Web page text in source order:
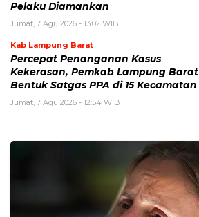
Pelaku Diamankan
Jumat, 7 Agu 2026 - 13:02 WIB
Kab Lampung Barat
Percepat Penanganan Kasus
Kekerasan, Pemkab Lampung Barat
Bentuk Satgas PPA di 15 Kecamatan
Jumat, 7 Agu 2026 - 12:54 WIB